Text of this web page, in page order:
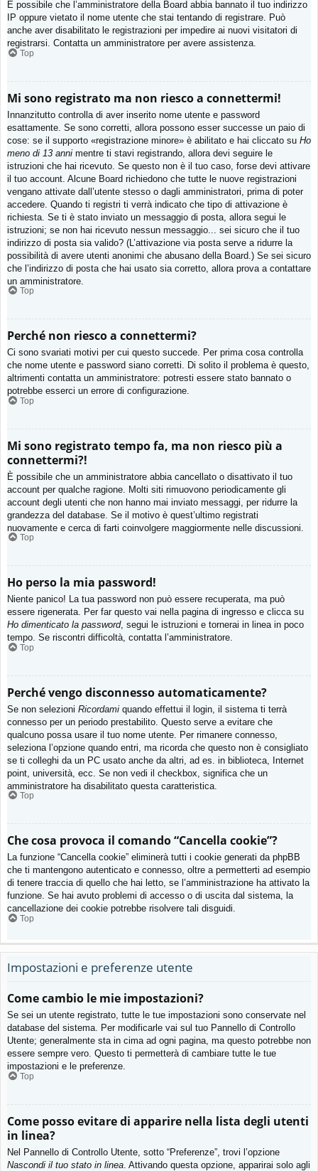
È possibile che l’amministratore della Board abbia bannato il tuo indirizzo
IP oppure vietato il nome utente che stai tentando di registrare. Può
anche aver disabilitato le registrazioni per impedire ai nuovi visitatori di
registrarsi. Contatta un amministratore per avere assistenza.
Top
Mi sono registrato ma non riesco a connettermi!
Innanzitutto controlla di aver inserito nome utente e password
esattamente. Se sono corretti, allora possono esser successe un paio di
cose: se il supporto «registrazione minore» è abilitato e hai cliccato su Ho
meno di 13 anni mentre ti stavi registrando, allora devi seguire le
istruzioni che hai ricevuto. Se questo non è il tuo caso, forse devi attivare
il tuo account. Alcune Board richiedono che tutte le nuove registrazioni
vengano attivate dall’utente stesso o dagli amministratori, prima di poter
accedere. Quando ti registri ti verrà indicato che tipo di attivazione è
richiesta. Se ti è stato inviato un messaggio di posta, allora segui le
istruzioni; se non hai ricevuto nessun messaggio... sei sicuro che il tuo
indirizzo di posta sia valido? (L’attivazione via posta serve a ridurre la
possibilità di avere utenti anonimi che abusano della Board.) Se sei sicuro
che l’indirizzo di posta che hai usato sia corretto, allora prova a contattare
un amministratore.
Top
Perché non riesco a connettermi?
Ci sono svariati motivi per cui questo succede. Per prima cosa controlla
che nome utente e password siano corretti. Di solito il problema è questo,
altrimenti contatta un amministratore: potresti essere stato bannato o
potrebbe esserci un errore di configurazione.
Top
Mi sono registrato tempo fa, ma non riesco più a
connettermi?!
È possibile che un amministratore abbia cancellato o disattivato il tuo
account per qualche ragione. Molti siti rimuovono periodicamente gli
account degli utenti che non hanno mai inviato messaggi, per ridurre la
grandezza del database. Se il motivo è quest’ultimo registrati
nuovamente e cerca di farti coinvolgere maggiormente nelle discussioni.
Top
Ho perso la mia password!
Niente panico! La tua password non può essere recuperata, ma può
essere rigenerata. Per far questo vai nella pagina di ingresso e clicca su
Ho dimenticato la password, segui le istruzioni e tornerai in linea in poco
tempo. Se riscontri difficoltà, contatta l’amministratore.
Top
Perché vengo disconnesso automaticamente?
Se non selezioni Ricordami quando effettui il login, il sistema ti terrà
connesso per un periodo prestabilito. Questo serve a evitare che
qualcuno possa usare il tuo nome utente. Per rimanere connesso,
seleziona l’opzione quando entri, ma ricorda che questo non è consigliato
se ti colleghi da un PC usato anche da altri, ad es. in biblioteca, Internet
point, università, ecc. Se non vedi il checkbox, significa che un
amministratore ha disabilitato questa caratteristica.
Top
Che cosa provoca il comando “Cancella cookie”?
La funzione “Cancella cookie” eliminerà tutti i cookie generati da phpBB
che ti mantengono autenticato e connesso, oltre a permetterti ad esempio
di tenere traccia di quello che hai letto, se l’amministrazione ha attivato la
funzione. Se hai avuto problemi di accesso o di uscita dal sistema, la
cancellazione dei cookie potrebbe risolvere tali disguidi.
Top
Impostazioni e preferenze utente
Come cambio le mie impostazioni?
Se sei un utente registrato, tutte le tue impostazioni sono conservate nel
database del sistema. Per modificarle vai sul tuo Pannello di Controllo
Utente; generalmente sta in cima ad ogni pagina, ma questo potrebbe non
essere sempre vero. Questo ti permetterà di cambiare tutte le tue
impostazioni e le preferenze.
Top
Come posso evitare di apparire nella lista degli utenti
in linea?
Nel Pannello di Controllo Utente, sotto “Preferenze”, trovi l’opzione
Nascondi il tuo stato in linea . Attivando questa opzione, apparirai solo agli